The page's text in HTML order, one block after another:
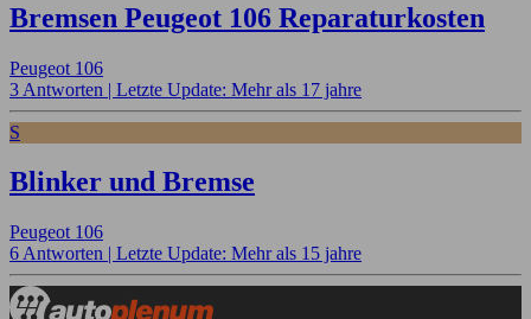
Bremsen Peugeot 106 Reparaturkosten
Peugeot 106
3 Antworten | Letzte Update: Mehr als 17 jahre
S
Blinker und Bremse
Peugeot 106
6 Antworten | Letzte Update: Mehr als 15 jahre